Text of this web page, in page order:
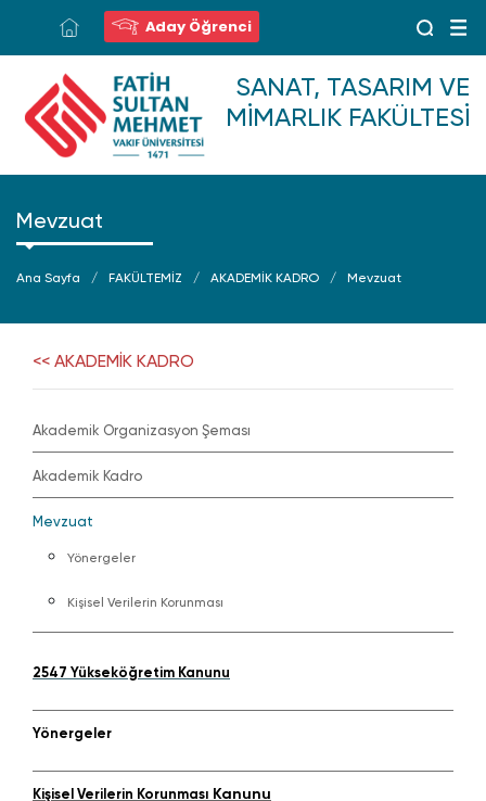
Aday Öğrenci
SANAT, TASARIM VE
MIMARLIK FAKÜLTESI
Mevzuat
Ana Sayfa FAKÜLTEMİZ AKADEMİK KADRO Mevzuat
<< AKADEMİK KADRO
Akademik Organizasyon Şeması
Akademik Kadro
Mevzuat
Yönergeler
Kişisel Verilerin Korunması
2547 Yükseköğretim Kanunu
Yönergeler
Kişisel Verilerin Korunması Kanunu